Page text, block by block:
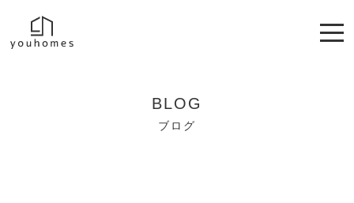
BLOG
ブログ